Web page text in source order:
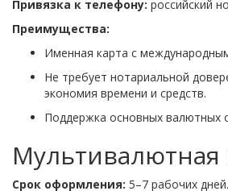
Привязка к телефону: российский
Преимущества:
Именная карта с
Не требует нотариальной
экономия времени и средств.
Поддержка основных валютных
Мультивалютная
Срок оформления: 5–7 рабочих дней.